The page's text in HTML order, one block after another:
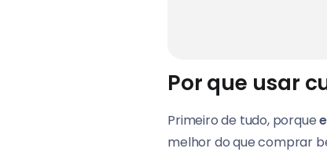
Por que usar
Primeiro de tudo, porque
melhor do que comprar